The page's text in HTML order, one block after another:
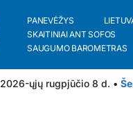
PANEVĖŽYS
SKAITINIAI ANT SOFOS
SAUGUMO BAROMETRAS
2026-ųjų rugpjūčio 8 d. •